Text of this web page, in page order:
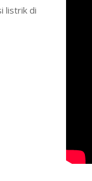
listrik di